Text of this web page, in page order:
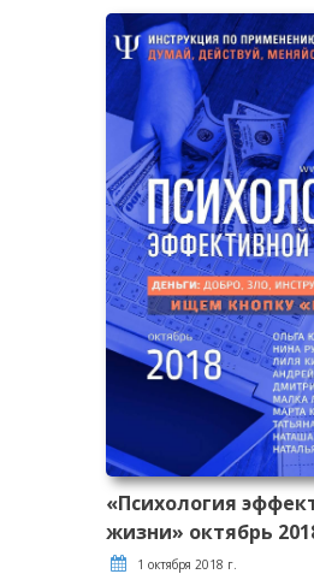
«Психология
жизни» октябрь
1 октября 2018 г.